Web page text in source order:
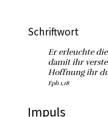
Schriftwort
Er erleuchte
damit ihr
Hoffnung ihr
Eph 1,18
Impuls